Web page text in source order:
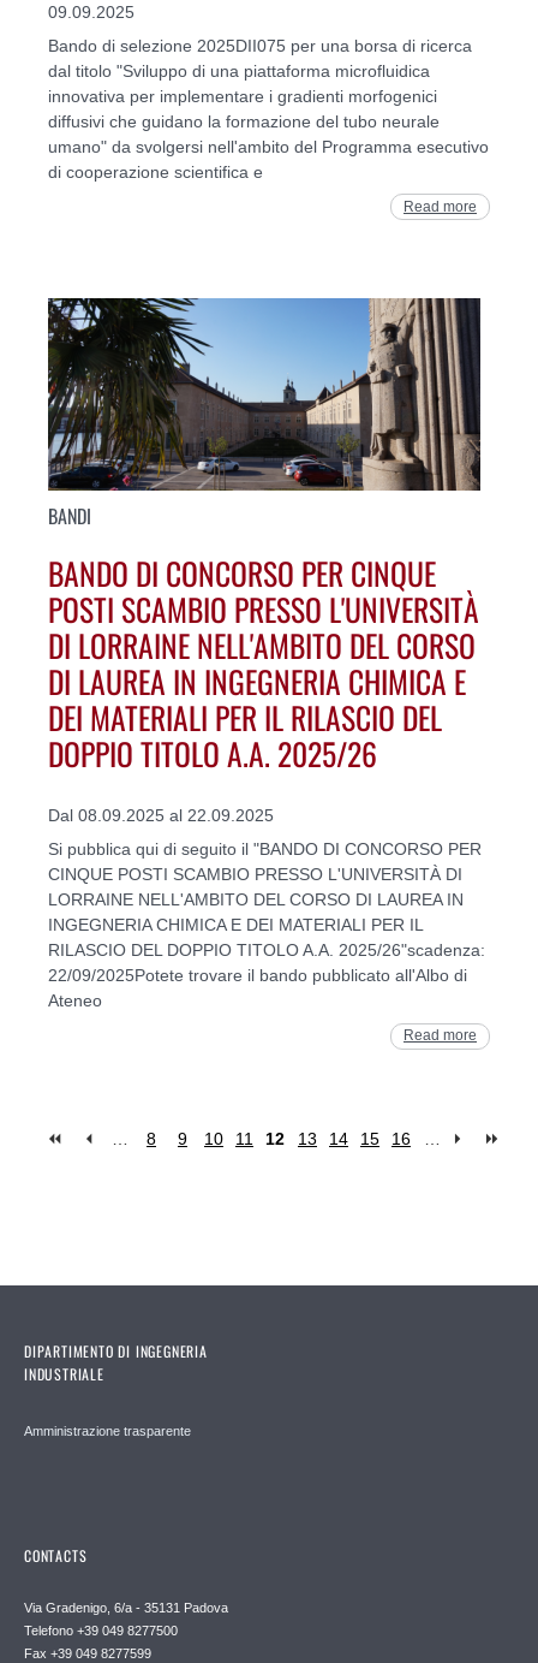
09.09.2025
Bando di selezione 2025DII075 per una borsa di ricerca
dal titolo "Sviluppo di una piattaforma microfluidica
innovativa per implementare i gradienti morfogenici
diffusivi che guidano la formazione del tubo neurale
umano" da svolgersi nell'ambito del Programma esecutivo
di cooperazione scientifica e
Read more
BANDI
BANDO DI CONCORSO PER CINQUE
POSTI SCAMBIO PRESSO L'UNIVERSITÀ
DI LORRAINE NELL'AMBITO DEL CORSO
DI LAUREA IN INGEGNERIA CHIMICA E
DEI MATERIALI PER IL RILASCIO DEL
DOPPIO TITOLO A.A. 2025/26
Dal 08.09.2025 al 22.09.2025
Si pubblica qui di seguito il "BANDO DI CONCORSO PER
CINQUE POSTI SCAMBIO PRESSO L'UNIVERSITÀ DI
LORRAINE NELL'AMBITO DEL CORSO DI LAUREA IN
INGEGNERIA CHIMICA E DEI MATERIALI PER IL
RILASCIO DEL DOPPIO TITOLO A.A. 2025/26"scadenza:
22/09/2025Potete trovare il bando pubblicato all'Albo di
Ateneo
Read more
8 9 10 11 12 13 14 15 16
DIPARTIMENTO DI INGEGNERIA
INDUSTRIALE
Amministrazione trasparente
CONTACTS
Via Gradenigo, 6/a - 35131 Padova
Telefono +39 049 8277500
Fax +39 049 8277599